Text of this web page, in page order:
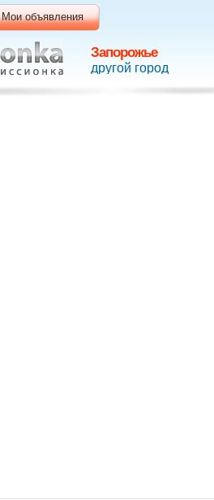
Запорожье
другой город
Мои объявления